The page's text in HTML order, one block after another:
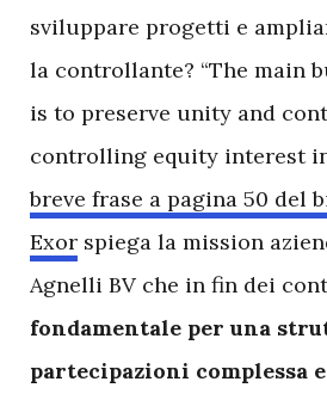
sviluppare progetti e
la controllante? “The main
is to preserve unity and
controlling equity interest
breve frase a pagina 50 del
Exor spiega la mission
Agnelli BV che in fin dei
fondamentale per una
partecipazioni complessa